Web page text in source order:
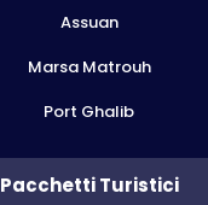
Assuan
Marsa Matrouh
Port Ghalib
Pacchetti Turistici